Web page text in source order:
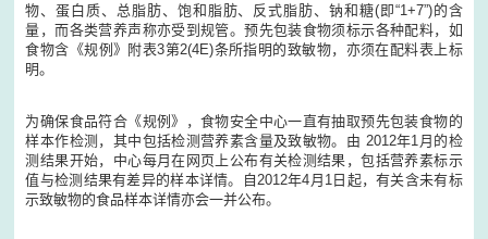
物、蛋白质、总脂肪、饱和脂肪、反式脂肪、钠和糖(即“1+7”)的含
量，而各类营养声称亦受到规管。预先包装食物须标示各种配料，如
食物含《规例》附表3第2(4E)条所指明的致敏物，亦须在配料表上标
明。
为确保食品符合《规例》，食物安全中心一直有抽取预先包装食物的
样本作检测，其中包括检测营养素含量及致敏物。由 2012年1月的检
测结果开始，中心每月在网页上公布有关检测结果，包括营养素标示
值与检测结果有差异的样本详情。自2012年4月1日起，有关含未有标
示致敏物的食品样本详情亦会一并公布。